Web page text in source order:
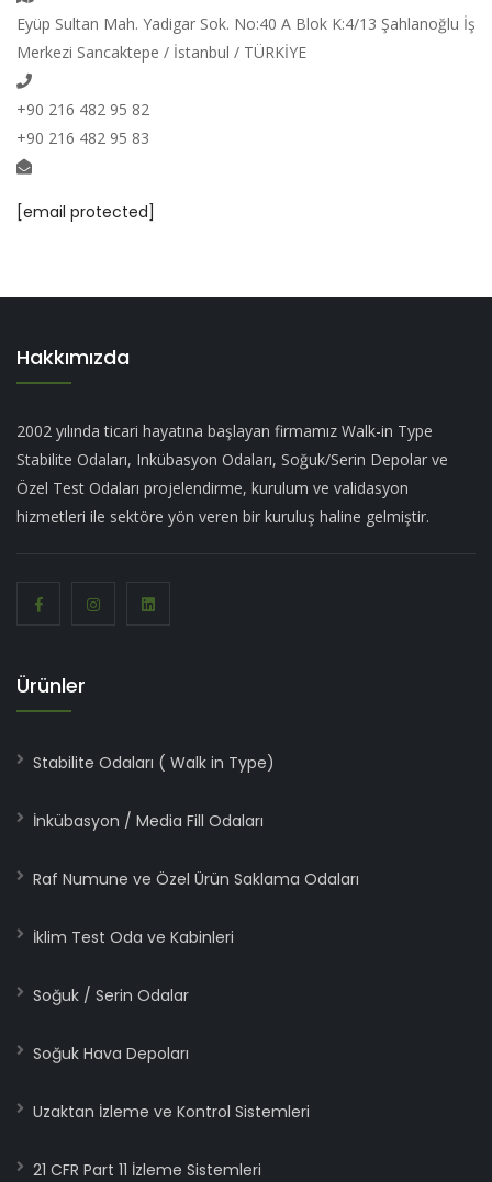
Eyüp Sultan Mah. Yadigar Sok. No:40 A Blok K:4/13 Şahlanoğlu İş
Merkezi Sancaktepe / İstanbul / TÜRKİYE
+90 216 482 95 82
+90 216 482 95 83
[email protected]
Hakkımızda
2002 yılında ticari hayatına başlayan firmamız Walk-in Type
Stabilite Odaları, Inkübasyon Odaları, Soğuk/Serin Depolar ve
Özel Test Odaları projelendirme, kurulum ve validasyon
hizmetleri ile sektöre yön veren bir kuruluş haline gelmiştir.
Ürünler
Stabilite Odaları ( Walk in Type)
İnkübasyon / Media Fill Odaları
Raf Numune ve Özel Ürün Saklama Odaları
İklim Test Oda ve Kabinleri
Soğuk / Serin Odalar
Soğuk Hava Depoları
Uzaktan İzleme ve Kontrol Sistemleri
21 CFR Part 11 İzleme Sistemleri